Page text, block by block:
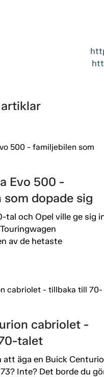
Evo 500 -
dopade sig
tal och Opel ville ge sig
av de hetaste
cabriolet -
talet
att äga en Buick
Inte? Det borde du